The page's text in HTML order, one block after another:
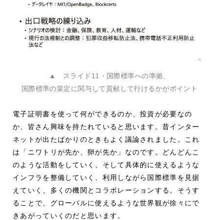
▲ スライド11・国際標準への準拠、
国際標準の策定に関与して貢献して行けるかがポイント
電子証明書を使って何ができるのか、投資が必要なの
か、皆さん興味を持たれていると思います。昔インター
ネットが出たばかりのときもよく議論されました。これ
は「ニワトリが先か、卵が先か」なのです。どんどんこ
のような活動をしていく、そして具体的に使えるような
インフラを整備していく、利用しながら国際標準を見据
えていく、多くの機関とコラボレーションする。そうす
ることで、グローバルに使えるような世界観が徐々にで
きあがっていくのだと思います。